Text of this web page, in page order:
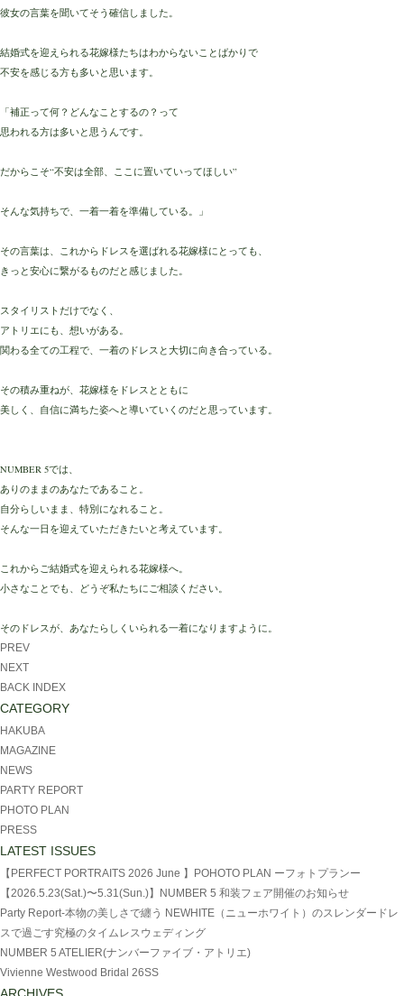
彼女の言葉を聞いてそう確信しました。
結婚式を迎えられる花嫁様たちはわからないことばかりで
不安を感じる方も多いと思います。
「補正って何？どんなことするの？って
思われる方は多いと思うんです。
だからこそ“不安は全部、ここに置いていってほしい”
そんな気持ちで、一着一着を準備している。」
その言葉は、これからドレスを選ばれる花嫁様にとっても、
きっと安心に繋がるものだと感じました。
スタイリストだけでなく、
アトリエにも、想いがある。
関わる全ての工程で、一着のドレスと大切に向き合っている。
その積み重ねが、花嫁様をドレスとともに
美しく、自信に満ちた姿へと導いていくのだと思っています。
NUMBER 5では、
ありのままのあなたであること。
自分らしいまま、特別になれること。
そんな一日を迎えていただきたいと考えています。
これからご結婚式を迎えられる花嫁様へ。
小さなことでも、どうぞ私たちにご相談ください。
そのドレスが、あなたらしくいられる一着になりますように。
PREV
NEXT
BACK INDEX
CATEGORY
HAKUBA
MAGAZINE
NEWS
PARTY REPORT
PHOTO PLAN
PRESS
LATEST ISSUES
【PERFECT PORTRAITS 2026 June 】POHOTO PLAN ーフォトプランー
【2026.5.23(Sat.)〜5.31(Sun.)】NUMBER 5 和装フェア開催のお知らせ
Party Report-本物の美しさで纏う NEWHITE（ニューホワイト）のスレンダードレ
スで過ごす究極のタイムレスウェディング
NUMBER 5 ATELIER(ナンバーファイブ・アトリエ)
Vivienne Westwood Bridal 26SS